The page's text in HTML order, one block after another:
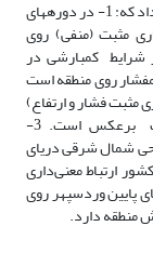
اقلیمی 1981-2010) بررسی شد. نتایج حاصل نشان داد که: 1- در دوره‏های
مثبت (منفی) روی
2- یکی دیگر از شرایط کم­بارشی در
روی منطقه است
مثبت فشار و ارتفاع)
هم‌زمان می‌شود. در شرایط پُربارشی، این وضعیت برعکس است. 3-
شمال شرقی دریای
ارتباط معنی‌داری
پایین وردسپهر روی
منطقه دارد.